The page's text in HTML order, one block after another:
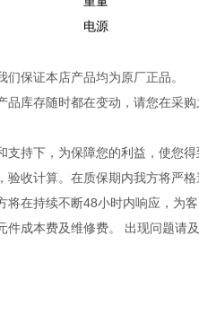
电源
们保证本店产品均为原厂正品。
品库存随时都在变动，请您在采
支持下，为保障您的利益，使您
验收计算。在质保期内我方将严
将在持续不断48小时内响应，为
件成本费及维修费。 出现问题请